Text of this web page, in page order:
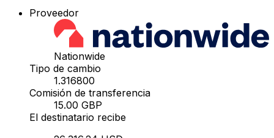
Proveedor
Nationwide
Tipo de cambio
1.316800
Comisión de transferencia
15.00 GBP
El destinatario recibe